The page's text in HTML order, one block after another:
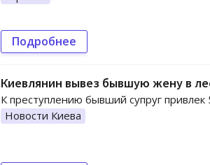
Подробнее
Киевлянин вывез бывшую жену в
К преступлению бывший супруг привлек
Новости Киева